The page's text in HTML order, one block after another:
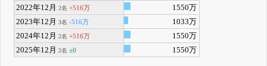
2022年12月2名 +516万
1550万
2023年12月3名 -516万
1033万
2024年12月2名 +516万
1550万
2025年12月2名 ±0 1550万